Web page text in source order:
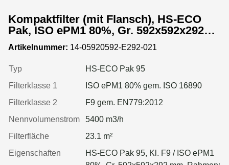
Kompaktfilter (mit Flansch), HS-ECO
Pak, ISO ePM1 80%, Gr. 592x592x292
mm, Rahmen:Kunststoff
Artikelnummer: 14-05920592-E292-021
Typ
HS-ECO Pak 95
Filterklasse 1
ISO ePM1 80% gem. ISO 16890
Filterklasse 2
F9 gem. EN779:2012
Nennvolumenstrom
5400 m3/h
Filterfläche
23.1 m²
Eigenschaften
HS-ECO Pak 95, Kl. F9 / ISO ePM1